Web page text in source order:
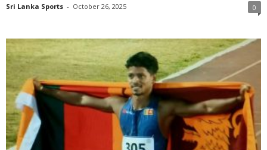
Sri Lanka Sports - October 26, 2025 0